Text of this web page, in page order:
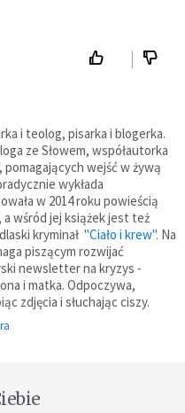
i teolog, pisarka i blogerka.
ze Słowem, współautorka
, pomagających wejść w żywą
wykłada
w 2014 roku powieścią
wśród jej książek jest też
kryminał "Ciało i krew". Na
piszącym rozwijać
newsletter na kryzys -
i matka. Odpoczywa,
zdjęcia i słuchając ciszy.